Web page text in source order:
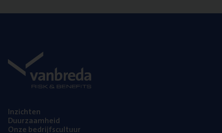
Inzich­ten
Duur­zaam­heid
Onze bedrijfs­cul­tuur